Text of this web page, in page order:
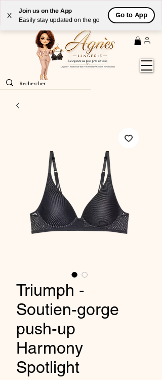
X
Join us on the App
Easily stay updated on the go
Go to App
Livraison GRATUITE(à partir de 59€) à domicile par
Colissimo en France métropolitaine
Triumph -
Soutien-gorge
push-up
Harmony
Spotlight